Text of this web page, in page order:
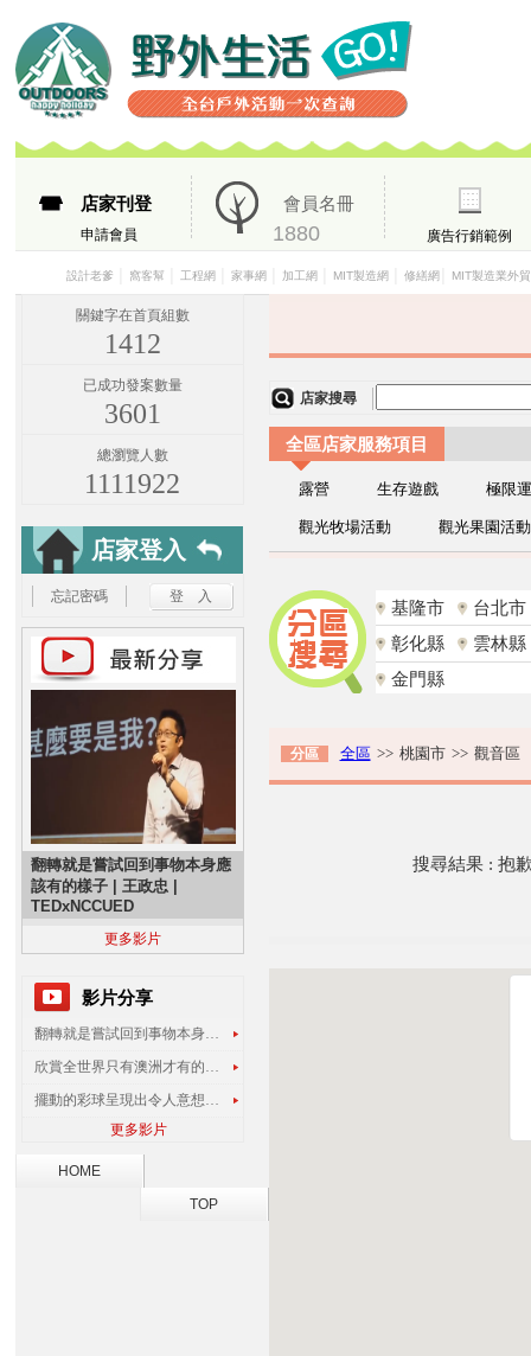
店家刊登
申請會員
會員名冊
1880 廣告行銷範例
設計老爹 窩客幫 工程網 家事網 加工網 MIT製造網 修繕網 MIT製造業外
關鍵字在首頁組數
1412
已成功發案數量
3601
總瀏覽人數
1111922
店家登入
忘記密碼
翻轉就是嘗試回到事物本身應
該有的樣子 | 王政忠 |
TEDxNCCUED
更多影片
影片分享
翻轉就是嘗試回到事物本身應該有的樣子 | 王政忠 | TEDxNCCUED
欣賞全世界只有澳洲才有的孔雀蜘蛛
擺動的彩球呈現出令人意想不到的視覺效果
更多影片
店家搜尋
全區店家服務項目
露營 生存遊戲 極限
觀光牧場活動 觀光果園活動
基隆市
台北市
彰化縣
雲林縣
金門縣
分區 全區 >> 桃園市 >> 觀音區
搜尋結果 : 抱
HOME
TOP